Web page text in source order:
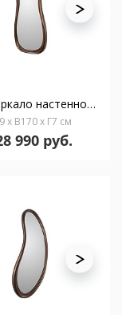
Gina Зеркало настенное темная бронза
x В170 x Г7 см
990 руб.